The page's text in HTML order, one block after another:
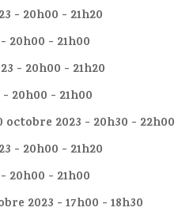
- 20h00 - 21h20
20h00 - 21h00
- 20h00 - 21h20
20h00 - 21h00
octobre 2023 - 20h30 - 22h00
- 20h00 - 21h20
20h00 - 21h00
2023 - 17h00 - 18h30